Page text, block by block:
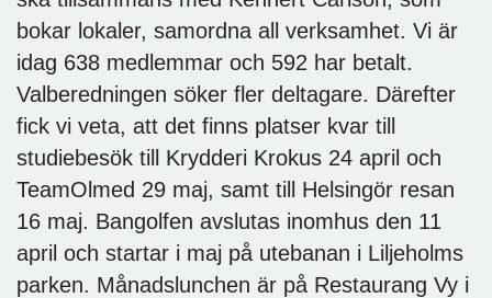
bokar lokaler, samordna all verksamhet. Vi är
idag 638 medlemmar och 592 har betalt.
Valberedningen söker fler deltagare. Därefter
fick vi veta, att det finns platser kvar till
studiebesök till Krydderi Krokus 24 april och
TeamOlmed 29 maj, samt till Helsingör resan
16 maj. Bangolfen avslutas inomhus den 11
april och startar i maj på utebanan i Liljeholms
parken. Månadslunchen är på Restaurang Vy i